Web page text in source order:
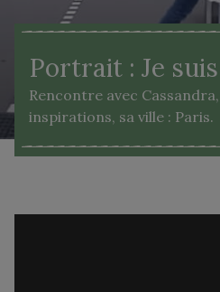
Portrait : Je
Rencontre avec
inspirations, sa ville : Paris.